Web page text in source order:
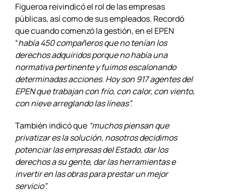
Figueroa reivindicó el rol de las empresas
públicas, así como de sus empleados. Recordó
que cuando comenzó la gestión, en el EPEN
“había 450 compañeros que no tenían los
derechos adquiridos porque no había una
normativa pertinente y fuimos escalonando
determinadas acciones. Hoy son 917 agentes del
EPEN que trabajan con frío, con calor, con viento,
con nieve arreglando las líneas”.
También indicó que “muchos piensan que
privatizar es la solución, nosotros decidimos
potenciar las empresas del Estado, dar los
derechos a su gente, dar las herramientas e
invertir en las obras para prestar un mejor
servicio”.